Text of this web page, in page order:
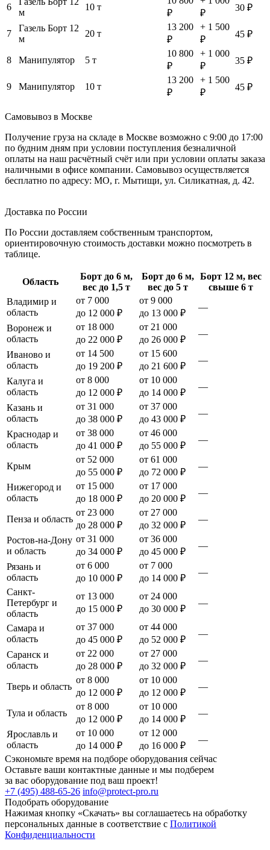
6
м
10 т
₽
₽
30 ₽
7
Газель Борт 12
м
20 т
13 200
₽
+ 1 500
₽
45 ₽
8 Манипулятор 5 т
10 800
₽
+ 1 000
₽
35 ₽
9 Манипулятор 10 т
13 200
₽
+ 1 500
₽
45 ₽
Самовывоз в Москве
Получение груза на складе в Москве возможно с 9:00 до 17:00
по будним дням при условии поступления безналичной
оплаты на наш расчётный счёт или при условии оплаты заказа
наличными в офисе компании. Самовывоз осуществляется
бесплатно по адресу: МО, г. Мытищи, ул. Силикатная, д. 42.
Доставка по России
По России доставляем собственным транспортом,
ориентировочную стоимость доставки можно посмотреть в
таблице.
Область
Борт до 6 м,
вес до 1,5 т
Борт до 6 м,
вес до 5 т
Борт 12 м, вес
свыше 6 т
Владимир и
область
от 7 000
до 12 000 ₽
от 9 000
до 13 000 ₽
—
Воронеж и
область
от 18 000
до 22 000 ₽
от 21 000
до 26 000 ₽
—
Иваново и
область
от 14 500
до 19 200 ₽
от 15 600
до 21 600 ₽
—
Калуга и
область
от 8 000
до 12 000 ₽
от 10 000
до 14 000 ₽
—
Казань и
область
от 31 000
до 38 000 ₽
от 37 000
до 43 000 ₽
—
Краснодар и
область
от 38 000
до 41 000 ₽
от 46 000
до 55 000 ₽
—
Крым
от 52 000
до 55 000 ₽
от 61 000
до 72 000 ₽
—
Нижегород и
область
от 15 000
до 18 000 ₽
от 17 000
до 20 000 ₽
—
Пенза и область
от 23 000
до 28 000 ₽
от 27 000
до 32 000 ₽
—
Ростов-на-Дону
и область
от 31 000
до 34 000 ₽
от 36 000
до 45 000 ₽
—
Рязань и
область
от 6 000
до 10 000 ₽
от 7 000
до 14 000 ₽
—
Санкт-
Петербург и
область
от 13 000
до 15 000 ₽
от 24 000
до 30 000 ₽
—
Самара и
область
от 37 000
до 45 000 ₽
от 44 000
до 52 000 ₽
—
Саранск и
область
от 22 000
до 28 000 ₽
от 27 000
до 32 000 ₽
—
Тверь и область
от 8 000
до 12 000 ₽
от 10 000
до 12 000 ₽
—
Тула и область
от 8 000
до 12 000 ₽
от 10 000
до 14 000 ₽
—
Ярославль и
область
от 10 000
до 14 000 ₽
от 12 000
до 16 000 ₽
—
Сэкономьте время на подборе оборудования сейчас
Оставьте ваши контактные данные и мы подберем
за вас оборудование под ваш проект!
+7 (495) 488-65-26 info@protect-pro.ru
Подобрать оборудование
Нажимая кнопку «Скачать» вы соглашаетесь на обработку
персональных данные в соответствие с Политикой
Конфиденциальности